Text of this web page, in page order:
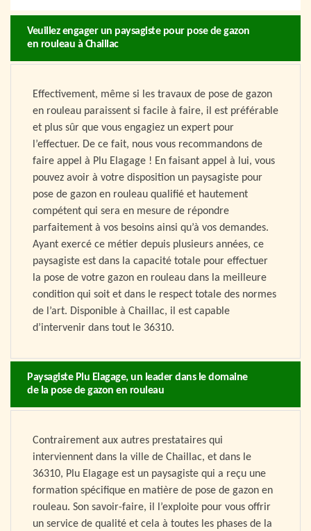
Veuillez engager un paysagiste pour pose de gazon
en rouleau à Chaillac
Effectivement, même si les travaux de pose de gazon
en rouleau paraissent si facile à faire, il est préférable
et plus sûr que vous engagiez un expert pour
l’effectuer. De ce fait, nous vous recommandons de
faire appel à Plu Elagage ! En faisant appel à lui, vous
pouvez avoir à votre disposition un paysagiste pour
pose de gazon en rouleau qualifié et hautement
compétent qui sera en mesure de répondre
parfaitement à vos besoins ainsi qu’à vos demandes.
Ayant exercé ce métier depuis plusieurs années, ce
paysagiste est dans la capacité totale pour effectuer
la pose de votre gazon en rouleau dans la meilleure
condition qui soit et dans le respect totale des normes
de l’art. Disponible à Chaillac, il est capable
d’intervenir dans tout le 36310.
Paysagiste Plu Elagage, un leader dans le domaine
de la pose de gazon en rouleau
Contrairement aux autres prestataires qui
interviennent dans la ville de Chaillac, et dans le
36310, Plu Elagage est un paysagiste qui a reçu une
formation spécifique en matière de pose de gazon en
rouleau. Son savoir-faire, il l’exploite pour vous offrir
un service de qualité et cela à toutes les phases de la